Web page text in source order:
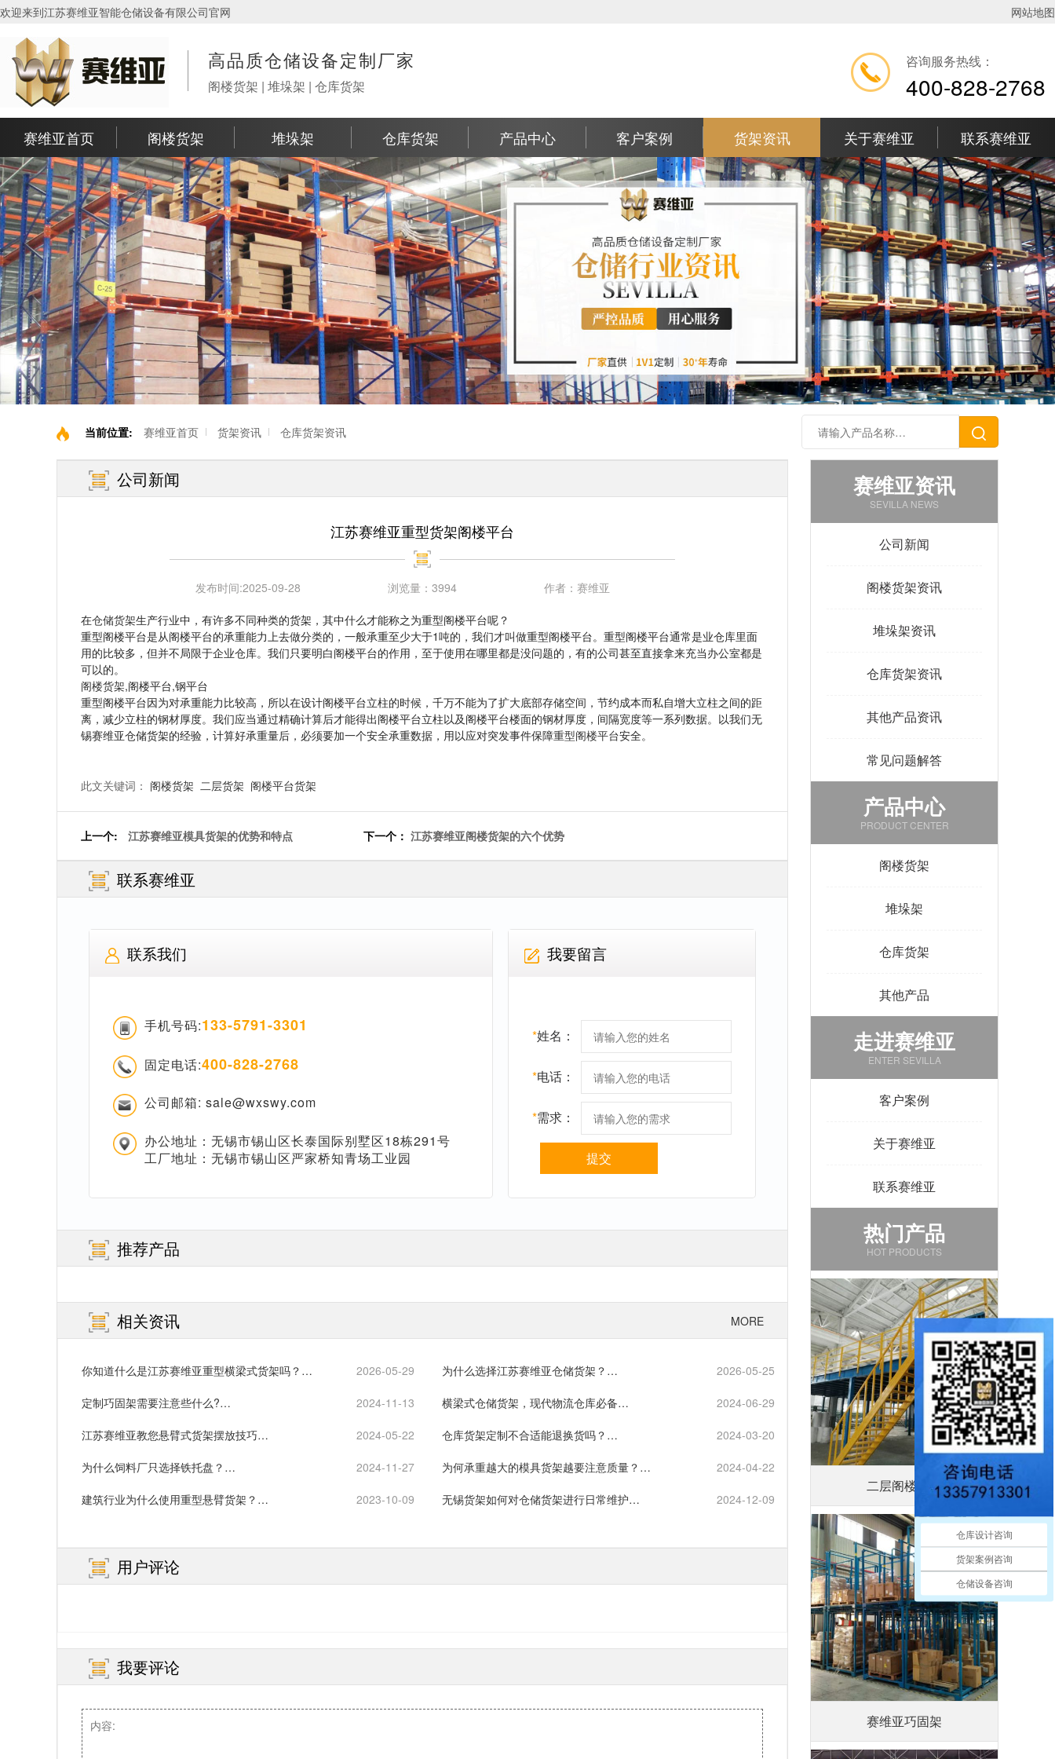
欢迎来到江苏赛维亚智能仓储设备有限公司官网 网站地图
高品质仓储设备定制厂家
阁楼货架 | 堆垛架 | 仓库货架
咨询服务热线：
400-828-2768
赛维亚首页 阁楼货架 堆垛架 仓库货架 产品中心 客户案例 货架资讯 关于赛维亚 联系赛维亚
当前位置: 赛维亚首页 货架资讯 仓库货架资讯
公司新闻
江苏赛维亚重型货架阁楼平台
发布时间:2025-09-28 浏览量： 3994 作者： 赛维亚
在仓储货架生产行业中，有许多不同种类的货架，其中什么才能称之为重型阁楼平台呢？
重型阁楼平台是从阁楼平台的承重能力上去做分类的，一般承重至少大于1吨的，我们才叫做重型阁楼平台。重型阁楼平台通常是业仓库里面
用的比较多，但并不局限于企业仓库。我们只要明白阁楼平台的作用，至于使用在哪里都是没问题的，有的公司甚至直接拿来充当办公室都是
可以的。
阁楼货架,阁楼平台,钢平台
重型阁楼平台因为对承重能力比较高，所以在设计阁楼平台立柱的时候，千万不能为了扩大底部存储空间，节约成本而私自增大立柱之间的距
离，减少立柱的钢材厚度。我们应当通过精确计算后才能得出阁楼平台立柱以及阁楼平台楼面的钢材厚度，间隔宽度等一系列数据。以我们无
锡赛维亚仓储货架的经验，计算好承重量后，必须要加一个安全承重数据，用以应对突发事件保障重型阁楼平台安全。
此文关键词： 阁楼货架 二层货架 阁楼平台货架
上一个: 江苏赛维亚模具货架的优势和特点 下一个： 江苏赛维亚阁楼货架的六个优势
联系赛维亚
联系我们
手机号码:133-5791-3301
固定电话:400-828-2768
公司邮箱: sale@wxswy.com
办公地址：无锡市锡山区长泰国际别墅区18栋291号
工厂地址：无锡市锡山区严家桥知青场工业园
我要留言
*姓名：
*电话：
*需求：
提交
推荐产品
相关资讯 MORE
你知道什么是江苏赛维亚重型横梁式货架吗？… 2026-05-29 为什么选择江苏赛维亚仓储货架？… 2026-05-25
定制巧固架需要注意些什么?… 2024-11-13 横梁式仓储货架，现代物流仓库必备… 2024-06-29
江苏赛维亚教您悬臂式货架摆放技巧… 2024-05-22 仓库货架定制不合适能退换货吗？… 2024-03-20
为什么饲料厂只选择铁托盘？… 2024-11-27 为何承重越大的模具货架越要注意质量？… 2024-04-22
建筑行业为什么使用重型悬臂货架？… 2023-10-09 无锡货架如何对仓储货架进行日常维护… 2024-12-09
用户评论
我要评论
赛维亚资讯
SEVILLA NEWS
公司新闻
阁楼货架资讯
堆垛架资讯
仓库货架资讯
其他产品资讯
常见问题解答
产品中心
PRODUCT CENTER
阁楼货架
堆垛架
仓库货架
其他产品
走进赛维亚
ENTER SEVILLA
客户案例
关于赛维亚
联系赛维亚
热门产品
HOT PRODUCTS
二层阁楼平台
赛维亚巧固架
仓库设计咨询
货架案例咨询
仓储设备咨询